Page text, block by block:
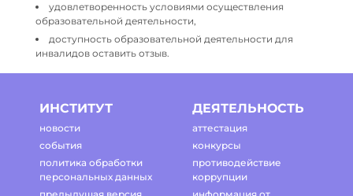
удовлетворенность условиями осуществления
образовательной деятельности,
доступность образовательной деятельности для
инвалидов оставить отзыв.
ИНСТИТУТ
новости
события
политика обработки
персональных данных
ДЕЯТЕЛЬНОСТЬ
аттестация
конкурсы
противодействие
коррупции